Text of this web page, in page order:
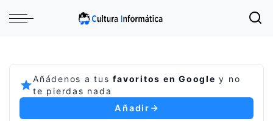
Añádenos a tusfavoritos en Google y no
te pierdas nada
Añadir